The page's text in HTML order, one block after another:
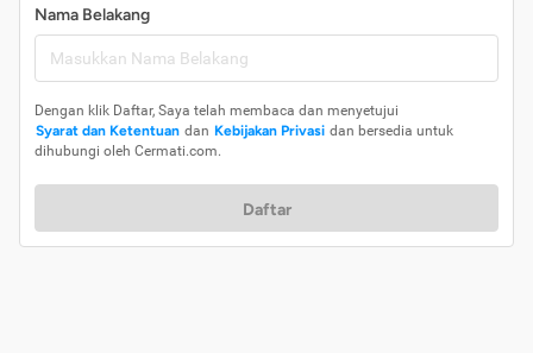
Nama Belakang
Dengan klik Daftar, Saya telah membaca dan menyetujui
Syarat dan Ketentuan dan Kebijakan Privasi dan bersedia untuk
dihubungi oleh Cermati.com.
Daftar